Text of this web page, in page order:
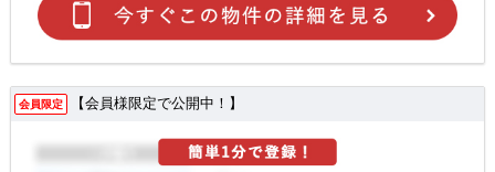
会員限定 【会員様限定で公開中！】